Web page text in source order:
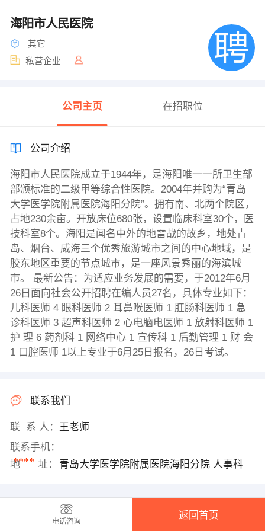
海阳市人民医院
其它
私营企业
公司主页 在招职位
公司介绍
海阳市人民医院成立于1944年，是海阳唯一一所卫生部
部颁标准的二级甲等综合性医院。2004年并购为“青岛
大学医学院附属医院海阳分院”。拥有南、北两个院区，
占地230余亩。开放床位680张，设置临床科室30个，医
技科室8个。海阳是闻名中外的地雷战的故乡，地处青
岛、烟台、威海三个优秀旅游城市之间的中心地域，是
胶东地区重要的节点城市，是一座风景秀丽的海滨城
市。 最新公告：为适应业务发展的需要，于2012年6月
26日面向社会公开招聘在编人员27名，具体专业如下：
儿科医师 4 眼科医师 2 耳鼻喉医师 1 肛肠科医师 1 急
诊科医师 3 超声科医师 2 心电脑电医师 1 放射科医师 1
护 理 6 药剂科 1 网络中心 1 宣传科 1 后勤管理 1 财 会
1 口腔医师 1以上专业于6月25日报名，26日考试。
联系我们
联 系 人： 王老师
联系手机：
****
地 址： 青岛大学医学院附属医院海阳分院 人事科
电话咨询
返回首页